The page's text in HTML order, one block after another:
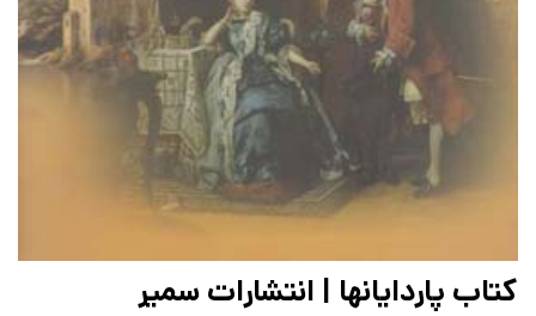
کتاب پاردایانها | انتشارات سمیر